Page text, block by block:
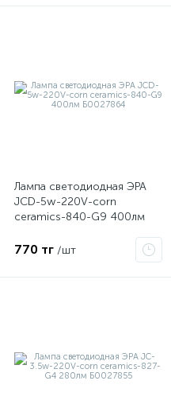
Лампа светодиодная ЭРА
JCD-5w-220V-corn
ceramics-840-G9 400лм
770 тг /шт